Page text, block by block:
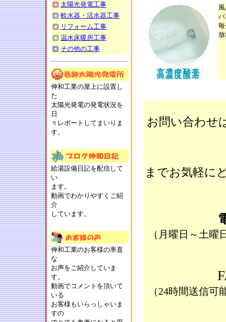
太陽光発電工事
軟水器・活水器工事
リフォーム工事
温水床暖房工事
その他の工事
伸和工業の屋上に設置し
た
太陽光発電の発電状況を
日
々レポートしてまいりま
す。
給湯設備日記を配信して
い
ます。
動画でわかりやすくご紹
介
しています。
伸和工業のお客様の率直
な
お声をご紹介していま
す。
動画でコメントを頂いて
いる
お客様もいらっしゃいま
すの
お問い合わせ
までお気軽に
（月曜日～土曜
（24時間送信